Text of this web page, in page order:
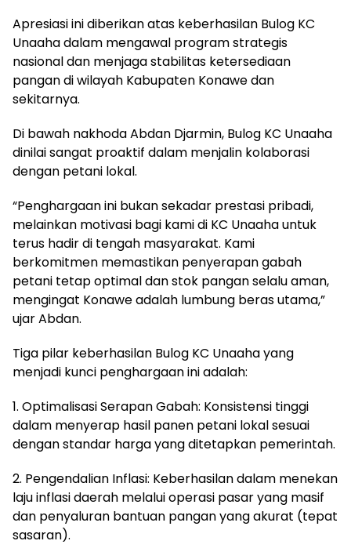
Apresiasi ini diberikan atas keberhasilan Bulog KC
Unaaha dalam mengawal program strategis
nasional dan menjaga stabilitas ketersediaan
pangan di wilayah Kabupaten Konawe dan
sekitarnya.
Di bawah nakhoda Abdan Djarmin, Bulog KC Unaaha
dinilai sangat proaktif dalam menjalin kolaborasi
dengan petani lokal.
“Penghargaan ini bukan sekadar prestasi pribadi,
melainkan motivasi bagi kami di KC Unaaha untuk
terus hadir di tengah masyarakat. Kami
berkomitmen memastikan penyerapan gabah
petani tetap optimal dan stok pangan selalu aman,
mengingat Konawe adalah lumbung beras utama,”
ujar Abdan.
Tiga pilar keberhasilan Bulog KC Unaaha yang
menjadi kunci penghargaan ini adalah:
1. Optimalisasi Serapan Gabah: Konsistensi tinggi
dalam menyerap hasil panen petani lokal sesuai
dengan standar harga yang ditetapkan pemerintah.
2. Pengendalian Inflasi: Keberhasilan dalam menekan
laju inflasi daerah melalui operasi pasar yang masif
dan penyaluran bantuan pangan yang akurat (tepat
sasaran).